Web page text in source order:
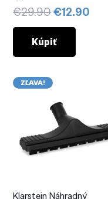
€29.90Pôvodná
cena
bola:
€29.90.
€12.90
Kúpiť
ZĽAVA!
Klarstein Náhradný